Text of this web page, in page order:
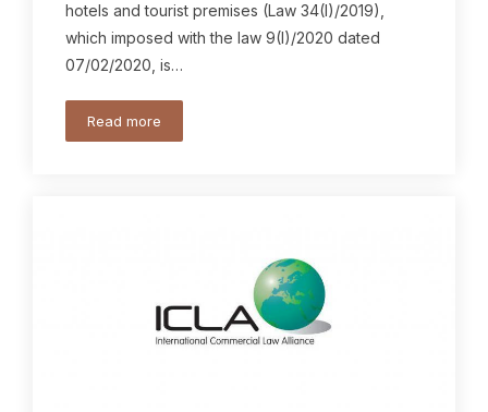
hotels and tourist premises (Law 34(I)/2019),
which imposed with the law 9(I)/2020 dated
07/02/2020, is…
Read more